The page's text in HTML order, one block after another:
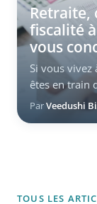
Retraite,
fiscalité
vous
Si vous vivez
êtes en train
2026-2027
ParVeedushi
TOUS LES